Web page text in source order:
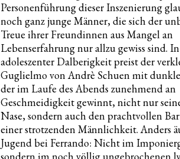
Personenführung dieser Inszenierung
noch ganz junge Männer, die sich der
Treue ihrer Freundinnen aus Mangel an
Lebenserfahrung nur allzu gewiss sind.
adoleszenter Dalberigkeit preist der
Guglielmo von Andrè Schuen mit
der im Laufe des Abends zunehmend an
Geschmeidigkeit gewinnt, nicht nur
Nase, sondern auch den prachtvollen
einer strotzenden Männlichkeit. Anders
Jugend bei Ferrando: Nicht im